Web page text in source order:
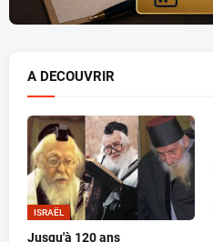
A DECOUVRIR
ISRAËL
Jusqu'à 120 ans